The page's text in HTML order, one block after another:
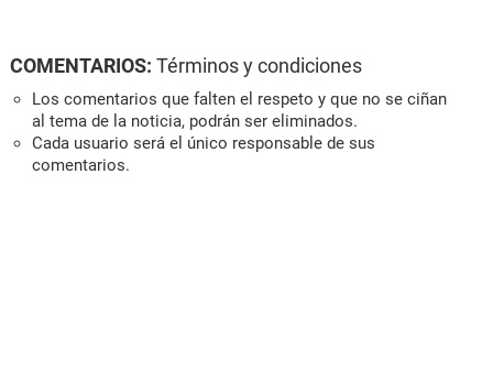
COMENTARIOS: Términos y condiciones
Los comentarios que falten el respeto y que no se ciñan
al tema de la noticia, podrán ser eliminados.
Cada usuario será el único responsable de sus
comentarios.